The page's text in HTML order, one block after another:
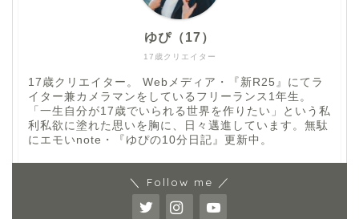
17歳クリエイター
ゆぴ（17）
17歳クリエイター。 Webメディア・『新R25』にてラ
イター兼カメラマンをしているフリーランス1年生。
「一生自分が17歳でいられる世界を作りたい」という私
利私欲に塗れた思いを胸に、日々邁進しています。無駄
にエモいnote・『ゆぴの10分日記』更新中。
＼ Follow me ／